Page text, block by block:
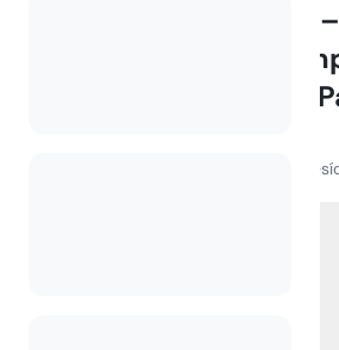
0D1 – Fairy Meadows
NP Back Country
Yellowstone National
zobrazení za poslední